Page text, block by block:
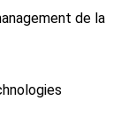
de la